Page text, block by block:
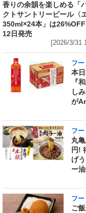
香りの余韻を楽しめる「
クトサントリービール〈
350ml×24本」は26%OFF
12日発売
[2026/3/31
フー
本
『
し
が
フー
丸
円!
げ
ー
フー
ご